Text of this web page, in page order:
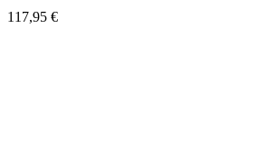
117,95 €